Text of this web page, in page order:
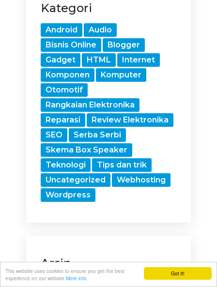
Got it!
This website uses cookies to ensure you get the best
experience on our website More info
Kategori
Android
Audio
Bisnis Online
Blogger
Gadget
HTML
Internet
Komponen
Komputer
Otomotif
Rangkaian Elektronika
Reparasi
Review Elektronika
SEO
Serba Serbi
Skema Box Speaker
Teknologi
Tips dan trik
Uncategorized
Webhosting
Wordpress
Arsip